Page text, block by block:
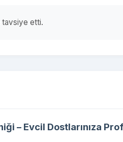
tavsiye etti.
– Evcil Dostlarınıza